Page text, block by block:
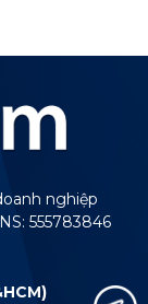
nghiệp
555783846